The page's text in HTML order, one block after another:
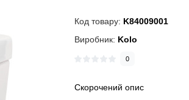
Код товару: K84009001
Виробник: Kolo
0
Скорочений опис